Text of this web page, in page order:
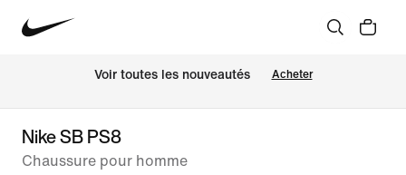
Voir toutes les nouveautés Acheter
Nike SB PS8
Chaussure pour homme